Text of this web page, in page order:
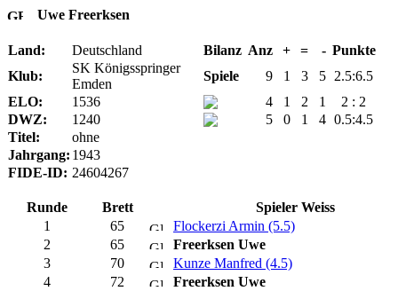
Uwe Freerksen
Land: Deutschland Bilanz Anz + = - Punkte
Klub:
SK Königsspringer
Emden
Spiele 9 1 3 5 2.5:6.5
ELO:
1536 4 1 2 1
2 : 2
DWZ:
1240 5 0 1 4 0.5:4.5
Titel:
ohne
Jahrgang: 1943
FIDE-ID: 24604267
Runde Brett
Spieler Weiss
1
65
Flockerzi Armin (5.5)
2
65
Freerksen Uwe
3
70
Kunze Manfred (4.5)
4
72
Freerksen Uwe